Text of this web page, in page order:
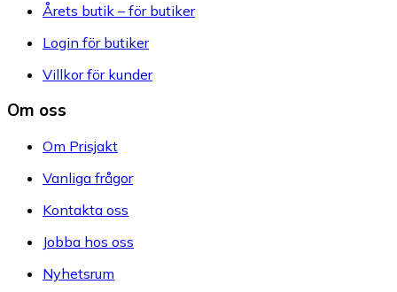
Årets butik – för butiker
Login för butiker
Villkor för kunder
Om oss
Om Prisjakt
Vanliga frågor
Kontakta oss
Jobba hos oss
Nyhetsrum